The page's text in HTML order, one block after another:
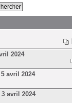
2024
avril 2024
avril 2024